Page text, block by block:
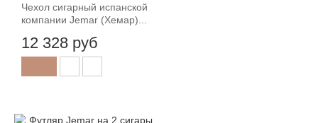
Чехол сигарный испанской
компании Jemar (Хемар)...
12 328 руб